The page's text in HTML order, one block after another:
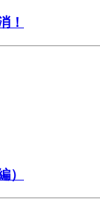
！
）